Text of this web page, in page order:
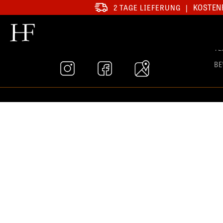
2 TAGE LIEFERUNG |